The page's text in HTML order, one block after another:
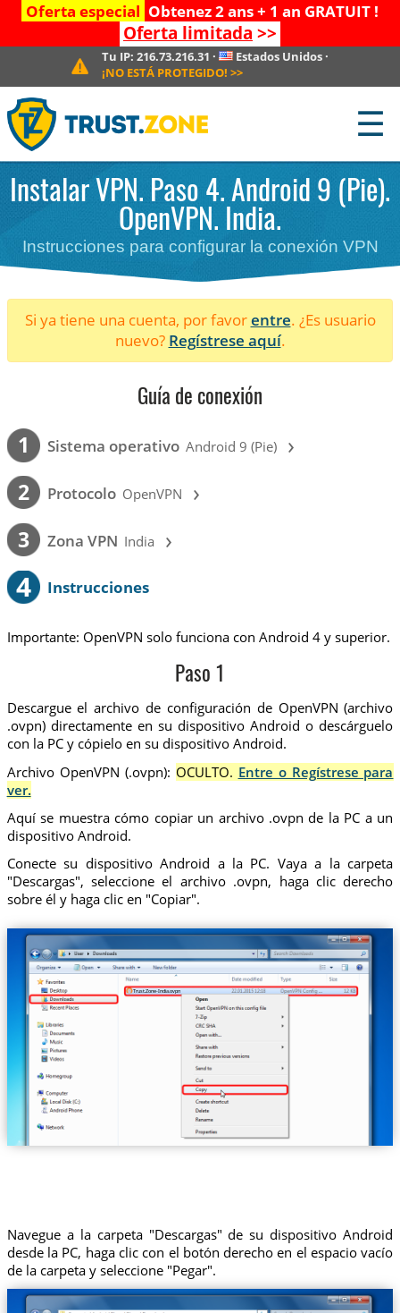
Oferta especial Obtenez 2 ans + 1 an GRATUIT !
Oferta limitada >>
Tu IP:216.73.216.31 · Estados Unidos·
¡NO ESTÁ PROTEGIDO! >>
☰
Instalar VPN. Paso 4. Android 9 (Pie).
OpenVPN. India.
Instrucciones para configurar la conexión VPN
Si ya tiene una cuenta, por favorentre. ¿Es usuario
nuevo? Regístrese aquí.
Guía de conexión
1 Sistema operativo Android 9 (Pie) ›
2 Protocolo OpenVPN ›
3 Zona VPN India ›
4 Instrucciones
Importante: OpenVPN solo funciona con Android 4 y superior.
Paso 1
Descargue el archivo de configuración de OpenVPN (archivo
.ovpn) directamente en su dispositivo Android o descárguelo
con la PC y cópielo en su dispositivo Android.
Archivo OpenVPN (.ovpn): OCULTO. Entre o Regístrese para
ver.
Aquí se muestra cómo copiar un archivo .ovpn de la PC a un
dispositivo Android.
Conecte su dispositivo Android a la PC. Vaya a la carpeta
"Descargas", seleccione el archivo .ovpn, haga clic derecho
sobre él y haga clic en "Copiar".
Trust.Zone-India.ovpn
Navegue a la carpeta "Descargas" de su dispositivo Android
desde la PC, haga clic con el botón derecho en el espacio vacío
de la carpeta y seleccione "Pegar".